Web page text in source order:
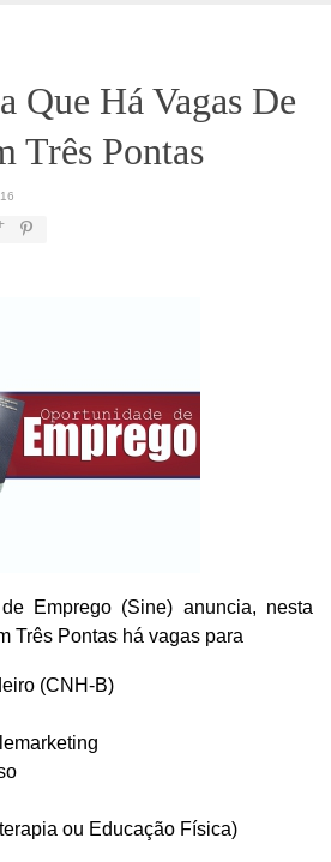
Que Há Vagas De
Três Pontas
Emprego (Sine) anuncia, nesta
Três Pontas há vagas para
(CNH-B)
ou Educação Física)